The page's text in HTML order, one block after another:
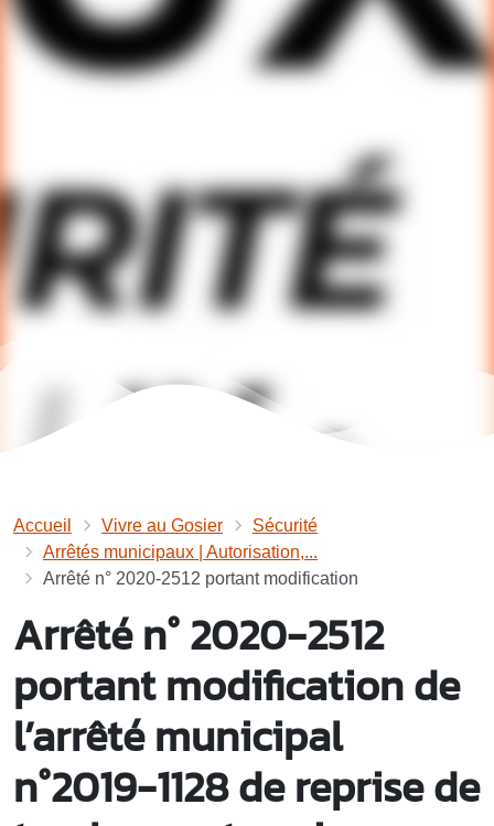
Accueil Vivre au Gosier
Sécurité
Arrêtés municipaux | Autorisation,...
Arrêté n° 2020-2512 portant modification
Arrêté n° 2020-2512
portant modification de
l’arrêté municipal
n°2019-1128 de reprise de